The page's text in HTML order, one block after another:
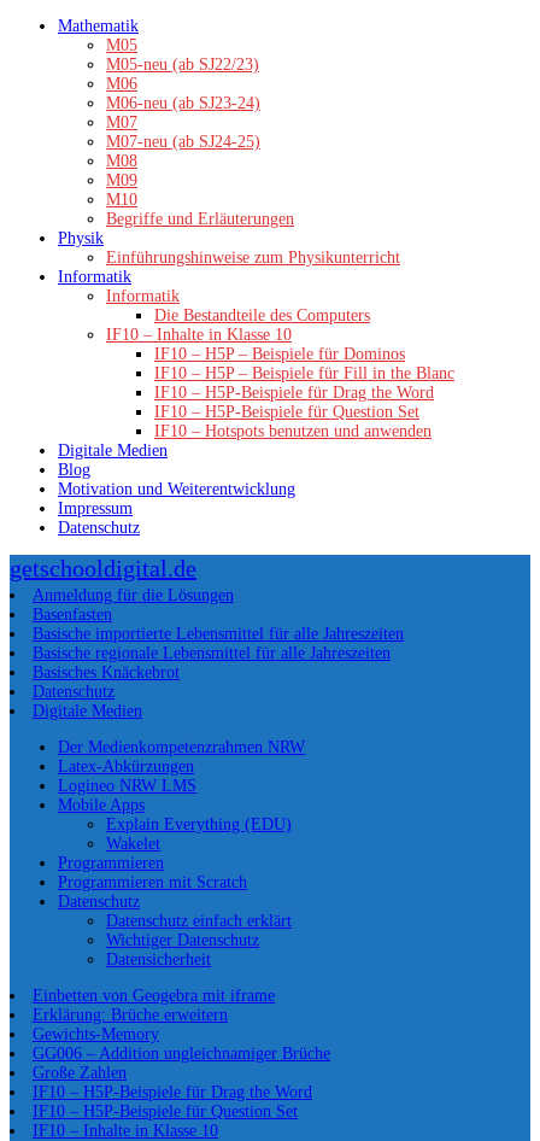
Zum
Mathematik
M05
M05-neu (ab SJ22/23)
M06
M06-neu (ab SJ23-24)
M07
M07-neu (ab SJ24-25)
M08
M09
M10
Begriffe und Erläuterungen
Physik
Einführungshinweise zum Physikunterricht
Informatik
Informatik
Die Bestandteile des Computers
IF10 – Inhalte in Klasse 10
IF10 – H5P – Beispiele für Dominos
IF10 – H5P – Beispiele für Fill in the Blanc
IF10 – H5P-Beispiele für Drag the Word
IF10 – H5P-Beispiele für Question Set
IF10 – Hotspots benutzen und anwenden
Digitale Medien
Blog
Motivation und Weiterentwicklung
Impressum
Datenschutz
getschooldigital.de
Anmeldung für die Lösungen
Basenfasten
Basische importierte Lebensmittel für alle Jahreszeiten
Basische regionale Lebensmittel für alle Jahreszeiten
Basisches Knäckebrot
Datenschutz
Digitale Medien
Der Medienkompetenzrahmen NRW
Latex-Abkürzungen
Logineo NRW LMS
Mobile Apps
Explain Everything (EDU)
Wakelet
Programmieren
Programmieren mit Scratch
Datenschutz
Datenschutz einfach erklärt
Wichtiger Datenschutz
Datensicherheit
Einbetten von Geogebra mit iframe
Erklärung: Brüche erweitern
Gewichts-Memory
GG006 – Addition ungleichnamiger Brüche
Große Zahlen
IF10 – H5P-Beispiele für Drag the Word
IF10 – H5P-Beispiele für Question Set
IF10 – Inhalte in Klasse 10